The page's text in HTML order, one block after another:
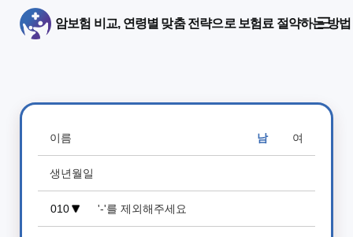
암보험 비교, 연령별 맞춤 전략으로 보험료 절약하는 방법
남 여